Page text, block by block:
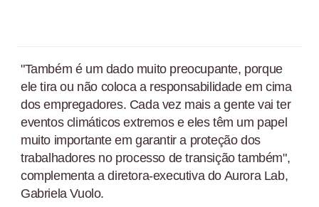
"Também é um dado muito preocupante, porque
ele tira ou não coloca a responsabilidade em cima
dos empregadores. Cada vez mais a gente vai ter
eventos climáticos extremos e eles têm um papel
muito importante em garantir a proteção dos
trabalhadores no processo de transição também",
complementa a diretora-executiva do Aurora Lab,
Gabriela Vuolo.